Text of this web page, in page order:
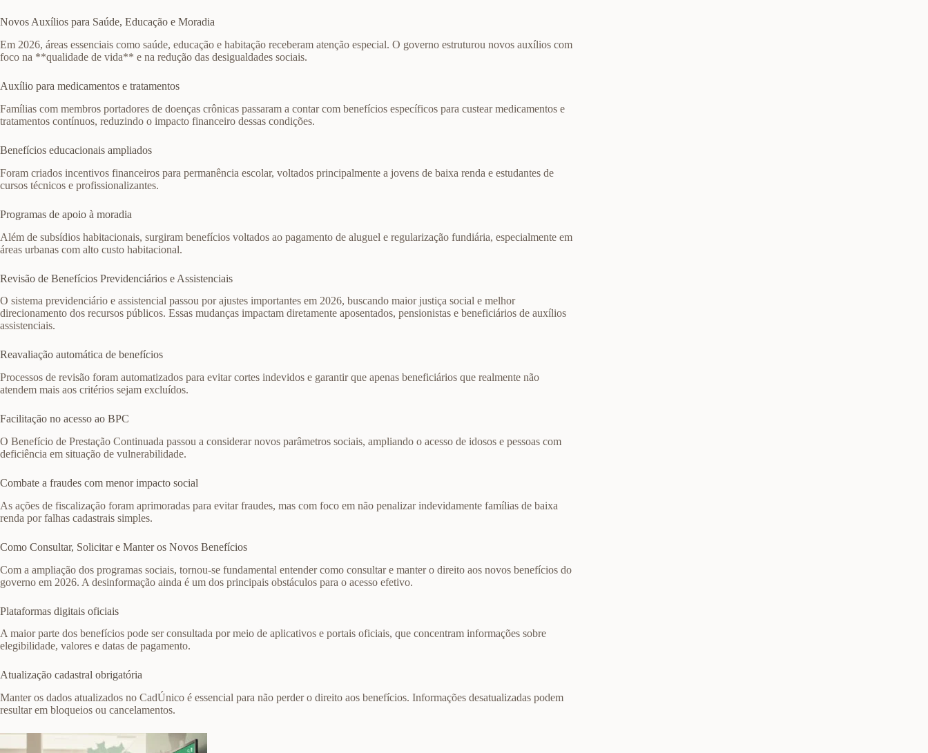
Novos Auxílios para Saúde, Educação e Moradia
Em 2026, áreas essenciais como saúde, educação e habitação receberam atenção especial. O governo estruturou novos auxílios com
foco na **qualidade de vida** e na redução das desigualdades sociais.
Auxílio para medicamentos e tratamentos
Famílias com membros portadores de doenças crônicas passaram a contar com benefícios específicos para custear medicamentos e
tratamentos contínuos, reduzindo o impacto financeiro dessas condições.
Benefícios educacionais ampliados
Foram criados incentivos financeiros para permanência escolar, voltados principalmente a jovens de baixa renda e estudantes de
cursos técnicos e profissionalizantes.
Programas de apoio à moradia
Além de subsídios habitacionais, surgiram benefícios voltados ao pagamento de aluguel e regularização fundiária, especialmente em
áreas urbanas com alto custo habitacional.
Revisão de Benefícios Previdenciários e Assistenciais
O sistema previdenciário e assistencial passou por ajustes importantes em 2026, buscando maior justiça social e melhor
direcionamento dos recursos públicos. Essas mudanças impactam diretamente aposentados, pensionistas e beneficiários de auxílios
assistenciais.
Reavaliação automática de benefícios
Processos de revisão foram automatizados para evitar cortes indevidos e garantir que apenas beneficiários que realmente não
atendem mais aos critérios sejam excluídos.
Facilitação no acesso ao BPC
O Benefício de Prestação Continuada passou a considerar novos parâmetros sociais, ampliando o acesso de idosos e pessoas com
deficiência em situação de vulnerabilidade.
Combate a fraudes com menor impacto social
As ações de fiscalização foram aprimoradas para evitar fraudes, mas com foco em não penalizar indevidamente famílias de baixa
renda por falhas cadastrais simples.
Como Consultar, Solicitar e Manter os Novos Benefícios
Com a ampliação dos programas sociais, tornou-se fundamental entender como consultar e manter o direito aos novos benefícios do
governo em 2026. A desinformação ainda é um dos principais obstáculos para o acesso efetivo.
Plataformas digitais oficiais
A maior parte dos benefícios pode ser consultada por meio de aplicativos e portais oficiais, que concentram informações sobre
elegibilidade, valores e datas de pagamento.
Atualização cadastral obrigatória
Manter os dados atualizados no CadÚnico é essencial para não perder o direito aos benefícios. Informações desatualizadas podem
resultar em bloqueios ou cancelamentos.